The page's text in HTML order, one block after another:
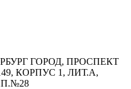
ГОРОД, ПРОСПЕКТ
КОРПУС 1, ЛИТ.А,